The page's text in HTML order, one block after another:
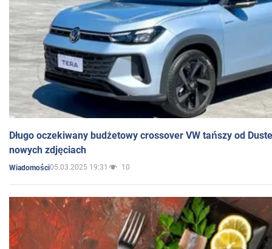
Długo oczekiwany budżetowy crossover VW tańszy od
nowych zdjęciach
Wiadomości05.03.2025 19:31 10